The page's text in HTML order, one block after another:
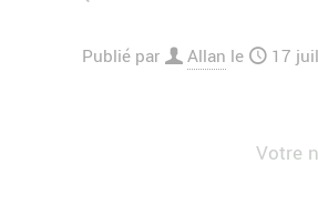
Publié par Allan le 17
Votre